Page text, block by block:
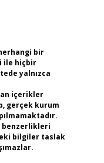
bir
ile hiçbir
yalnızca
içerikler
gerçek kurum
benzerlikleri
bilgiler taslak